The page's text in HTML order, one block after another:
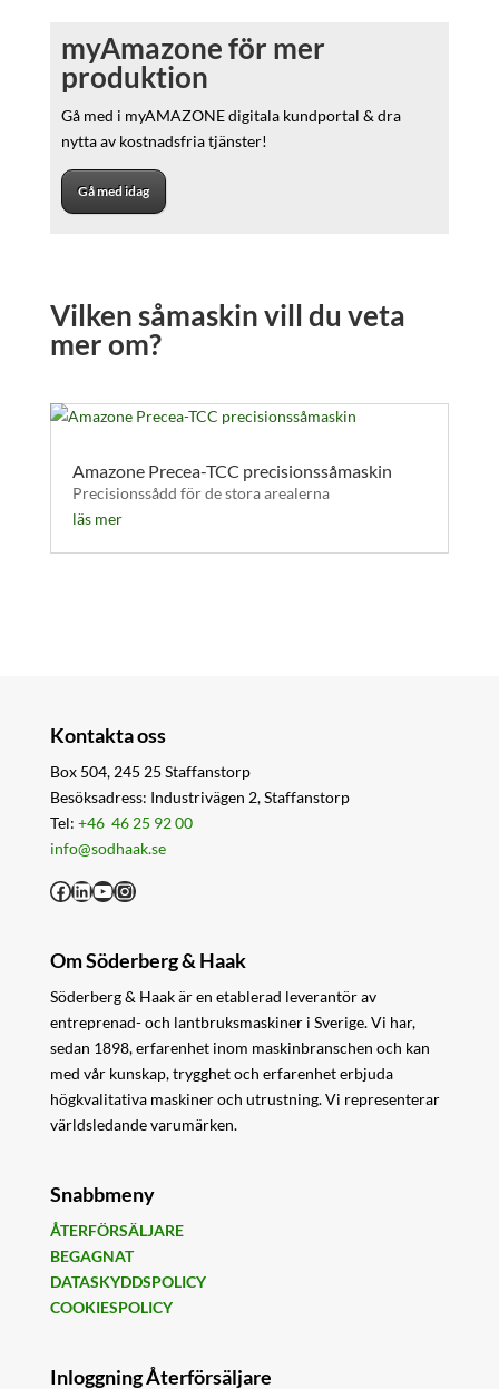
myAmazone för mer
produktion
Gå med i myAMAZONE digitala kundportal & dra
nytta av kostnadsfria tjänster!
Gå med idag
Vilken såmaskin vill du veta
mer om?
Amazone Precea-TCC precisionssåmaskin
Precisionssådd för de stora arealerna
läs mer
Kontakta oss
Box 504, 245 25 Staffanstorp
Besöksadress: Industrivägen 2, Staffanstorp
Tel: +46 46 25 92 00
info@sodhaak.se
Facebook
LinkedIn
YouTube
Instagram
Om Söderberg & Haak
Söderberg & Haak är en etablerad leverantör av
entreprenad- och lantbruksmaskiner i Sverige. Vi har,
sedan 1898, erfarenhet inom maskinbranschen och kan
med vår kunskap, trygghet och erfarenhet erbjuda
högkvalitativa maskiner och utrustning. Vi representerar
världsledande varumärken.
Snabbmeny
ÅTERFÖRSÄLJARE
BEGAGNAT
DATASKYDDSPOLICY
COOKIESPOLICY
Inloggning Återförsäljare